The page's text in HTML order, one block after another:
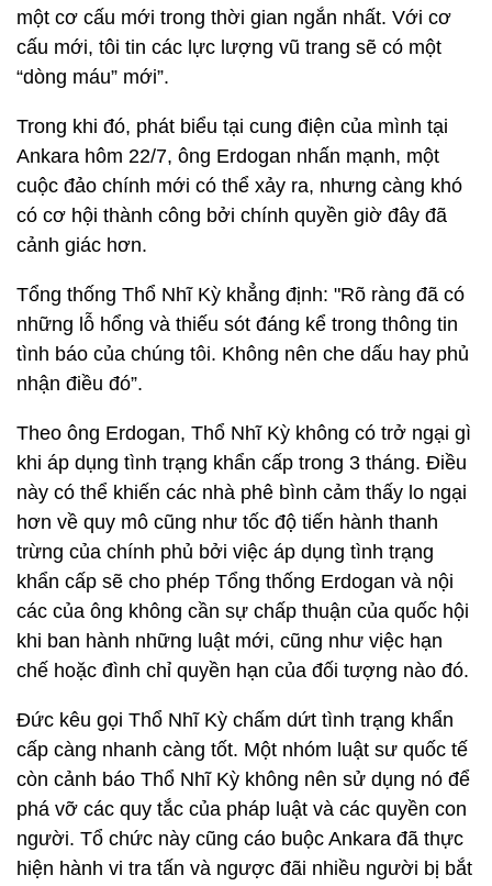
một cơ cấu mới trong thời gian ngắn nhất. Với cơ
cấu mới, tôi tin các lực lượng vũ trang sẽ có một
“dòng máu” mới”.
Trong khi đó, phát biểu tại cung điện của mình tại
Ankara hôm 22/7, ông Erdogan nhấn mạnh, một
cuộc đảo chính mới có thể xảy ra, nhưng càng khó
có cơ hội thành công bởi chính quyền giờ đây đã
cảnh giác hơn.
Tổng thống Thổ Nhĩ Kỳ khẳng định: "Rõ ràng đã có
những lỗ hổng và thiếu sót đáng kể trong thông tin
tình báo của chúng tôi. Không nên che dấu hay phủ
nhận điều đó”.
Theo ông Erdogan, Thổ Nhĩ Kỳ không có trở ngại gì
khi áp dụng tình trạng khẩn cấp trong 3 tháng. Điều
này có thể khiến các nhà phê bình cảm thấy lo ngại
hơn về quy mô cũng như tốc độ tiến hành thanh
trừng của chính phủ bởi việc áp dụng tình trạng
khẩn cấp sẽ cho phép Tổng thống Erdogan và nội
các của ông không cần sự chấp thuận của quốc hội
khi ban hành những luật mới, cũng như việc hạn
chế hoặc đình chỉ quyền hạn của đối tượng nào đó.
Đức kêu gọi Thổ Nhĩ Kỳ chấm dứt tình trạng khẩn
cấp càng nhanh càng tốt. Một nhóm luật sư quốc tế
còn cảnh báo Thổ Nhĩ Kỳ không nên sử dụng nó để
phá vỡ các quy tắc của pháp luật và các quyền con
người. Tổ chức này cũng cáo buộc Ankara đã thực
hiện hành vi tra tấn và ngược đãi nhiều người bị bắt